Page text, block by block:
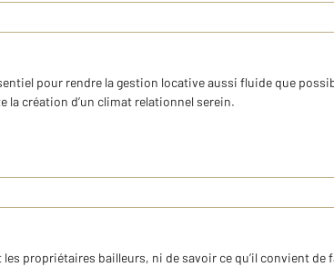
pour rendre la gestion locative aussi fluide que
la création d’un climat relationnel serein.
propriétaires bailleurs, ni de savoir ce qu’il convient